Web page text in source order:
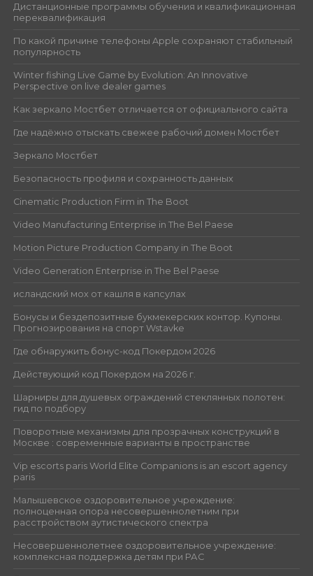
Дистанционные программы обучения и квалификационная
переквалификация
По какой причине телефоны Apple сохраняют стабильный
популярность
Winter fishing Live Game by Evolution: An Innovative
Perspective on live dealer games
Как зеркало Мостбет отличается от официального сайта
Где надёжно отыскать свежее рабочий домен Мостбет
Зеркало Мостбет
Безопасность профиля и сохранность данных
Cinematic Production Firm in The Boot
Video Manufacturing Enterprise in The Bel Paese
Motion Picture Production Company in The Boot
Video Generation Enterprise in The Bel Paese
исландский мох от кашля в капсулах
Бонусы и бездепозитные букмекерских контор. Купоны.
Прогнозирования на спорт Wstavke
Где обнаружить бонус-код Покердом 2026
Действующий код Покердом на 2026 г.
Шарниры для душевых ограждений стеклянных полотен:
гид по подбору
Поворотные механизмы для прозрачных конструкций в
Москве : современные варианты в пространстве
Vip escorts paris World Elite Companions is an escort agency
paris
Малышевское оздоровительное учреждение:
полноценная опора несовершеннолетним при
расстройством аутистического спектра
Несовершеннолетнее оздоровительное учреждение:
комплексная поддержка детям при РАС